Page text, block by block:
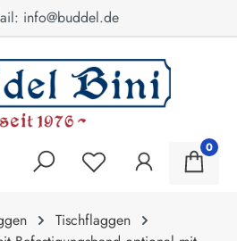
info@buddel.de
0
Tischflaggen